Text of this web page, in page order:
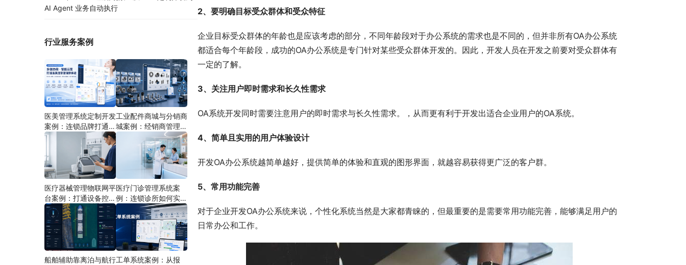
2、要明确目标受众群体和受众特征
企业目标受众群体的年龄也是应该考虑的部分，不同年龄段对于办公系统的需求也是不同的，但并非所有OA办公系统
都适合每个年龄段，成功的OA办公系统是专门针对某些受众群体开发的。因此，开发人员在开发之前要对受众群体有
一定的了解。
3、关注用户即时需求和长久性需求
OA系统开发同时需要注意用户的即时需求与长久性需求。，从而更有利于开发出适合企业用户的OA系统。
4、简单且实用的用户体验设计
开发OA办公系统越简单越好，提供简单的体验和直观的图形界面，就越容易获得更广泛的客户群。
5、常用功能完善
对于企业开发OA办公系统来说，个性化系统当然是大家都青睐的，但最重要的是需要常用功能完善，能够满足用户的
日常办公和工作。
AI Agent 业务自动执行
行业服务案例
医美管理系统定制开发
案例：连锁品牌打通多
端协同
工业配件商城与分销商
城案例：经销商管理系
统如何分期建设
医疗器械管理物联网平
台案例：打通设备控
制、状态采集与远程运
维
医疗门诊管理系统案
例：连锁诊所如何实现
多门店协同运营
船舶辅助靠离泊与航行工单系统案例：从报